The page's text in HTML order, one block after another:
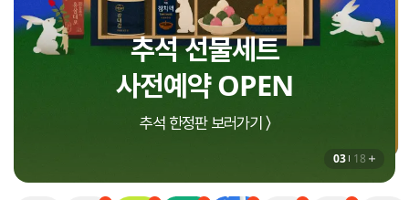
추석 선물세트
사전예약 OPEN
추석 한정판 보러가기 〉
지금 더세페에서만!
8월 셀렉션 구매혜택
상하목장 프로즌 그릭요거트 증정 〉
인생에 딱 한번 받는
할인 혜택
첫구매 70% 할인 받으러가기 〉
03 18